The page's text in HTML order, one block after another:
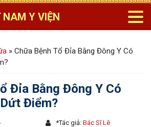
NAM Y VIỆN
» Chữa Bệnh Tổ Đỉa Bằng Đông Y Có
Đỉa Bằng Đông Y Có
Điểm?
*Tác giả:Bác Sĩ Lê